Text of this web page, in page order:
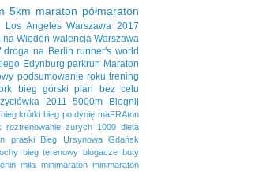
5km maraton półmaraton
Los Angeles Warszawa 2017
na Wiedeń walencja Warszawa
droga na Berlin runner's world
Edynburg parkrun Maraton
podsumowanie roku trening
bieg górski
plan bez celu
życiówka 2011 5000m
Biegnij
bieg krótki bieg po dynię maFRAton
roztrenowanie zurych 1000 dieta
praski Bieg Ursynowa
Gdańsk
bieg terenowy blogacze buty
mila minimaraton minimaraton